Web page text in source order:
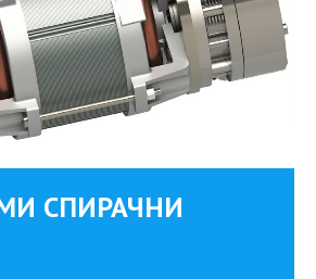
СПИРАЧНИ